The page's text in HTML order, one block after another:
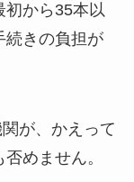
初から35本以
続きの負担が
が、かえって
めません。